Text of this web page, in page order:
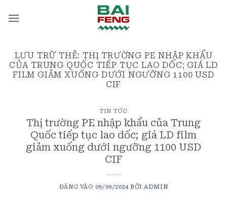
qua
LƯU TRỮ THẺ: THỊ TRƯỜNG PE NHẬP KHẨU
CỦA TRUNG QUỐC TIẾP TỤC LAO DỐC; GIÁ LD
FILM GIẢM XUỐNG DƯỚI NGƯỠNG 1100 USD
CIF
TIN TỨC
Thị trường PE nhập khẩu của Trung
Quốc tiếp tục lao dốc; giá LD film
giảm xuống dưới ngưỡng 1100 USD
CIF
ĐĂNG VÀO 09/09/2024 BỞI ADMIN